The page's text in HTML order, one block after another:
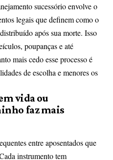
sucessório envolve o
legais que definem como o
após sua morte. Isso
poupanças e até
mais cedo esse processo é
de escolha e menores os
vida ou
faz mais
entre aposentados que
instrumento tem